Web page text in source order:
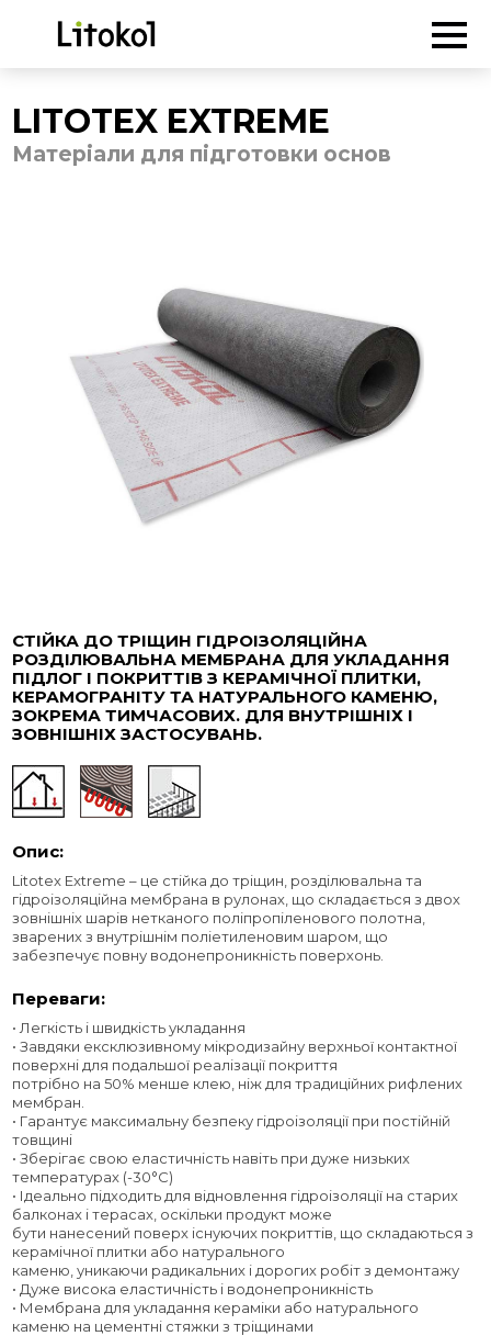
ГОЛОВНА -Продукція Матеріали для підготовки основ-
LITOTEX EXTREME
Матеріали для підготовки основ
СТІЙКА ДО ТРІЩИН ГІДРОІЗОЛЯЦІЙНА
РОЗДІЛЮВАЛЬНА МЕМБРАНА ДЛЯ УКЛАДАННЯ
ПІДЛОГ І ПОКРИТТІВ З КЕРАМІЧНОЇ ПЛИТКИ,
КЕРАМОГРАНІТУ ТА НАТУРАЛЬНОГО КАМЕНЮ,
ЗОКРЕМА ТИМЧАСОВИХ. ДЛЯ ВНУТРІШНІХ І
ЗОВНІШНІХ ЗАСТОСУВАНЬ.
Опис:
Litotex Extreme – це стійка до тріщин, розділювальна та
гідроізоляційна мембрана в рулонах, що складається з двох
зовнішніх шарів нетканого поліпропіленового полотна,
зварених з внутрішнім поліетиленовим шаром, що
забезпечує повну водонепроникність поверхонь.
Переваги:
• Легкість і швидкість укладання
• Завдяки ексклюзивному мікродизайну верхньої контактної
поверхні для подальшої реалізації покриття
потрібно на 50% менше клею, ніж для традиційних рифлених
мембран.
• Гарантує максимальну безпеку гідроізоляції при постійній
товщині
• Зберігає свою еластичність навіть при дуже низьких
температурах (-30°C)
• Ідеально підходить для відновлення гідроізоляції на старих
балконах і терасах, оскільки продукт може
бути нанесений поверх існуючих покриттів, що складаються з
керамічної плитки або натурального
каменю, уникаючи радикальних і дорогих робіт з демонтажу
• Дуже висока еластичність і водонепроникність
• Мембрана для укладання кераміки або натурального
каменю на цементні стяжки з тріщинами